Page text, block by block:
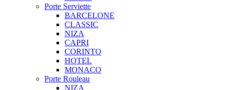
Porte Serviette
BARCELONE
CLASSIC
NIZA
CAPRI
CORINTO
HOTEL
MONACO
Porte Rouleau
NIZA